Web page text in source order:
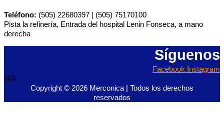
Teléfono: (505) 22680397 | (505) 75170100
Pista la refinería, Entrada del hospital Lenin Fonseca, a mano
derecha
Síguenos
Facebook Instagram
N/A
Copyright © 2026 Merconica | Todos los derechos
reservados